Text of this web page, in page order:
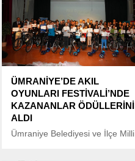
ÜMRANİYE’DE AKIL
OYUNLARI FESTİVALİ’NDE
KAZANANLAR ÖDÜLLERİNİ
ALDI
Ümraniye Belediyesi ve İlçe Milli